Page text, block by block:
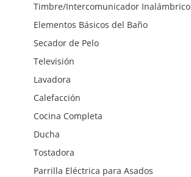
Timbre/Intercomunicador Inalámbrico
Elementos Básicos del Baño
Secador de Pelo
Televisión
Lavadora
Calefacción
Cocina Completa
Ducha
Tostadora
Parrilla Eléctrica para Asados